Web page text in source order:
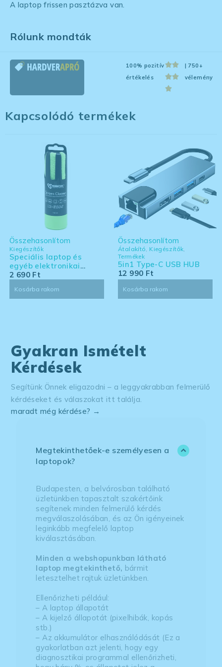
A laptop frissen pasztázva van.
Rólunk mondták
100% pozitív
értékelés
| 750+
vélemény
Kapcsolódó termékek
Kiegészítők
Speciális laptop és
egyéb elektronikai
eszköz tisztító készlet -
Összehasonlítom
2 690 Ft
Kosárba rakom
Átalakító, Kiegészítők,
Termékek
5in1 Type-C USB HUB
Összehasonlítom
12 990 Ft
Kosárba rakom
Gyakran Ismételt
Kérdések
Segítünk Önnek eligazodni – a leggyakrabban felmerülő
kérdéseket és válaszokat itt találja.
maradt még kérdése? →
Megtekinthetőek-e személyesen a
laptopok?
Budapesten, a belvárosban található
üzletünkben tapasztalt szakértőink
segítenek minden felmerülő kérdés
megválaszolásában, és az Ön igényeinek
leginkább megfelelő laptop
kiválasztásában.
Minden a webshopunkban látható
laptop megtekinthető, bármit
letesztelhet rajtuk üzletünkben.
Ellenőrizheti például:
– A laptop állapotát
– A kijelző állapotát (pixelhibák, kopás
stb.)
– Az akkumulátor elhasználódását (Ez a
gyakorlatban azt jelenti, hogy egy
diagnosztikai programmal ellenőrizheti,